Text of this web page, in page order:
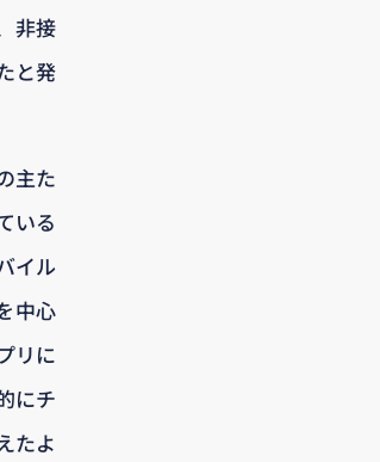
非接
と発
主た
いる
イル
中心
リに
にチ
たよ